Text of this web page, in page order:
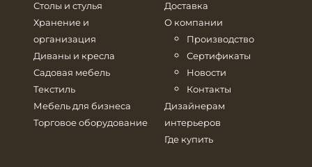
Столы и стулья
Хранение и
организация
Диваны и кресла
Садовая мебель
Текстиль
Мебель для бизнеса
Торговое оборудование
Доставка
О компании
Производство
Сертификаты
Новости
Контакты
Дизайнерам
интерьеров
Где купить